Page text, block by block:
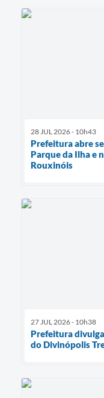
28 JUL 2026 - 10h43
Prefeitura abre
Parque da Ilha e
Rouxinóis
27 JUL 2026 - 10h38
Prefeitura
do Divinópolis